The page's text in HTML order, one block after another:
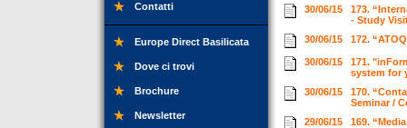
Contatti
Europe Direct Basilicata
Dove ci trovi
Brochure
Newsletter
30/06/15
173.
- Study
30/06/15
172.
30/06/15
171.
system for
30/06/15
170.
Seminar /
29/06/15
169.